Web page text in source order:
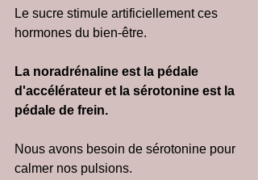
Le sucre stimule artificiellement ces
hormones du bien-être.
La noradrénaline est la pédale
d'accélérateur et la sérotonine est la
pédale de frein.
Nous avons besoin de sérotonine pour
calmer nos pulsions.